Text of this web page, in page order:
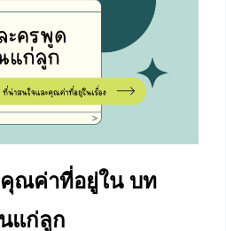
ณค่าที่อยู่ใน บท
แก่ลูก